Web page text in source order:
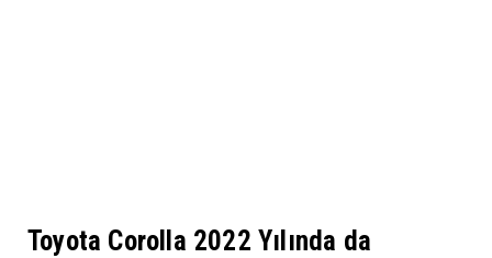
Toyota Corolla 2022 Yılında da